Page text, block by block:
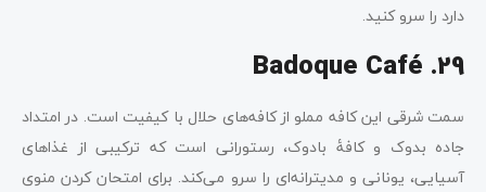
دارد را سرو کنید.
29. Badoque Café
سمت شرقی این کافه مملو از کافه‌های حلال با کیفیت است. در امتداد
جاده بدوک و کافۀ بادوک، رستورانی است که ترکیبی از غذاهای
آسیایی، یونانی و مدیترانه‌ای را سرو می‌کند. برای امتحان کردن منوی